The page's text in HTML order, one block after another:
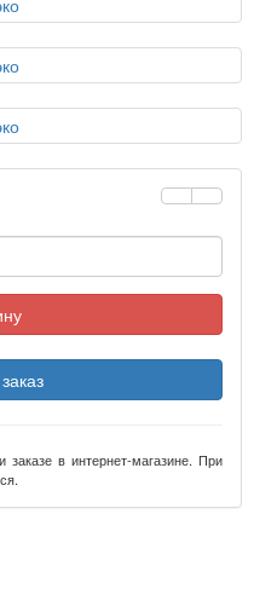
заказе в интернет-магазине. При